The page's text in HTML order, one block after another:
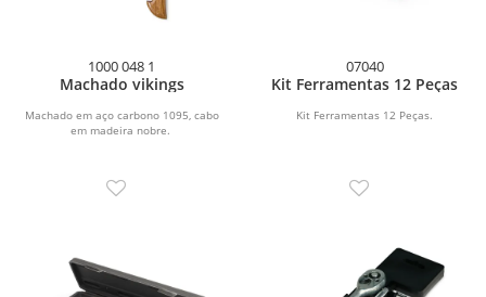
1000 048 1
Machado vikings
Machado em aço carbono 1095, cabo
em madeira nobre.
07040
Kit Ferramentas 12 Peças
Kit Ferramentas 12 Peças.